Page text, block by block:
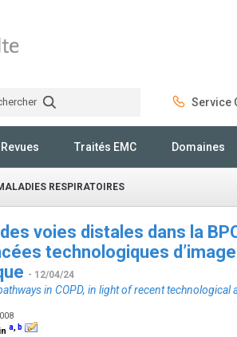
Service
Revues Traités EMC Domaines
RESPIRATOIRES
voies distales dans la
technologiques
- 12/04/24
in COPD, in light of recent technological
a, b